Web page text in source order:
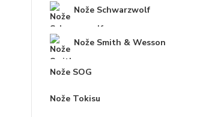
Nože Schwarzwolf
Nože Smith & Wesson
Nože SOG
Nože Tokisu